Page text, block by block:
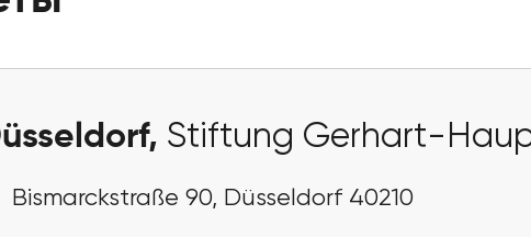
Stiftung Gerhart-
Bismarckstraße 90, Düsseldorf 40210